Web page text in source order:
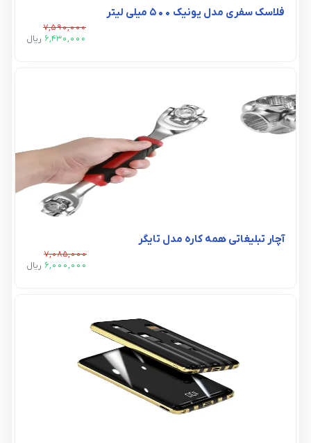
فلاسک سفری مدل یونیک ۵۰۰ میلی لیتر
7,590,000
6,430,000 ريال
آچار تبلیغاتی همه کاره مدل تایگر
7,085,000
6,000,000 ريال